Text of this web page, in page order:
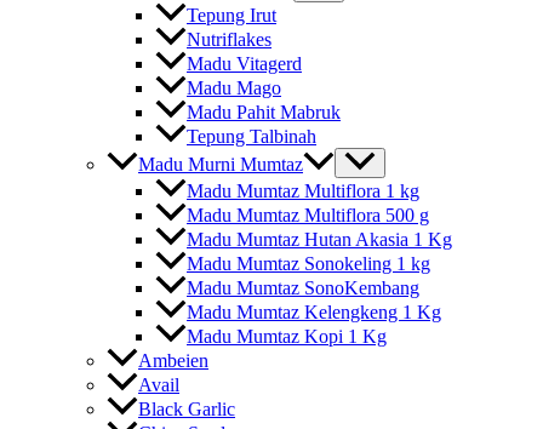
Tepung Irut
Nutriflakes
Madu Vitagerd
Madu Mago
Madu Pahit Mabruk
Tepung Talbinah
Madu Murni Mumtaz
Madu Mumtaz Multiflora 1 kg
Madu Mumtaz Multiflora 500 g
Madu Mumtaz Hutan Akasia 1 Kg
Madu Mumtaz Sonokeling 1 kg
Madu Mumtaz SonoKembang
Madu Mumtaz Kelengkeng 1 Kg
Madu Mumtaz Kopi 1 Kg
Ambeien
Avail
Black Garlic